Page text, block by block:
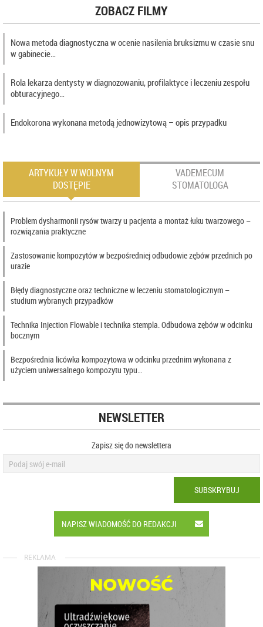
ZOBACZ FILMY
Nowa metoda diagnostyczna w ocenie nasilenia bruksizmu w czasie snu
w gabinecie…
Rola lekarza dentysty w diagnozowaniu, profilaktyce i leczeniu zespołu
obturacyjnego…
Endokorona wykonana metodą jednowizytową – opis przypadku
ARTYKUŁY W WOLNYM
DOSTĘPIE
VADEMECUM
STOMATOLOGA
Problem dysharmonii rysów twarzy u pacjenta a montaż łuku twarzowego –
rozwiązania praktyczne
Zastosowanie kompozytów w bezpośredniej odbudowie zębów przednich po
urazie
Błędy diagnostyczne oraz techniczne w leczeniu stomatologicznym –
studium wybranych przypadków
Technika Injection Flowable i technika stempla. Odbudowa zębów w odcinku
bocznym
Bezpośrednia licówka kompozytowa w odcinku przednim wykonana z
użyciem uniwersalnego kompozytu typu…
NEWSLETTER
Zapisz się do newslettera
SUBSKRYBUJ
NAPISZ WIADOMOŚĆ DO REDAKCJI
REKLAMA